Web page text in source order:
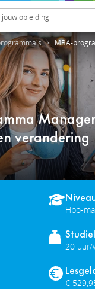
MBA-
verandering
Hbo-
20 uur/
€